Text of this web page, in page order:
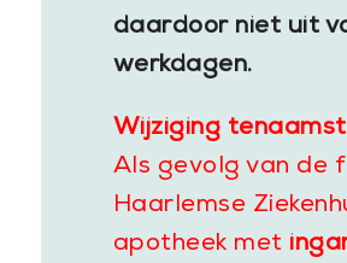
daardoor niet uit
werkdagen.
Wijziging
Als gevolg van de
Haarlemse
apotheek met